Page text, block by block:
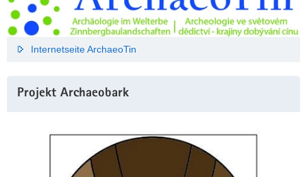
Internetseite ArchaeoTin
Projekt Archaeobark